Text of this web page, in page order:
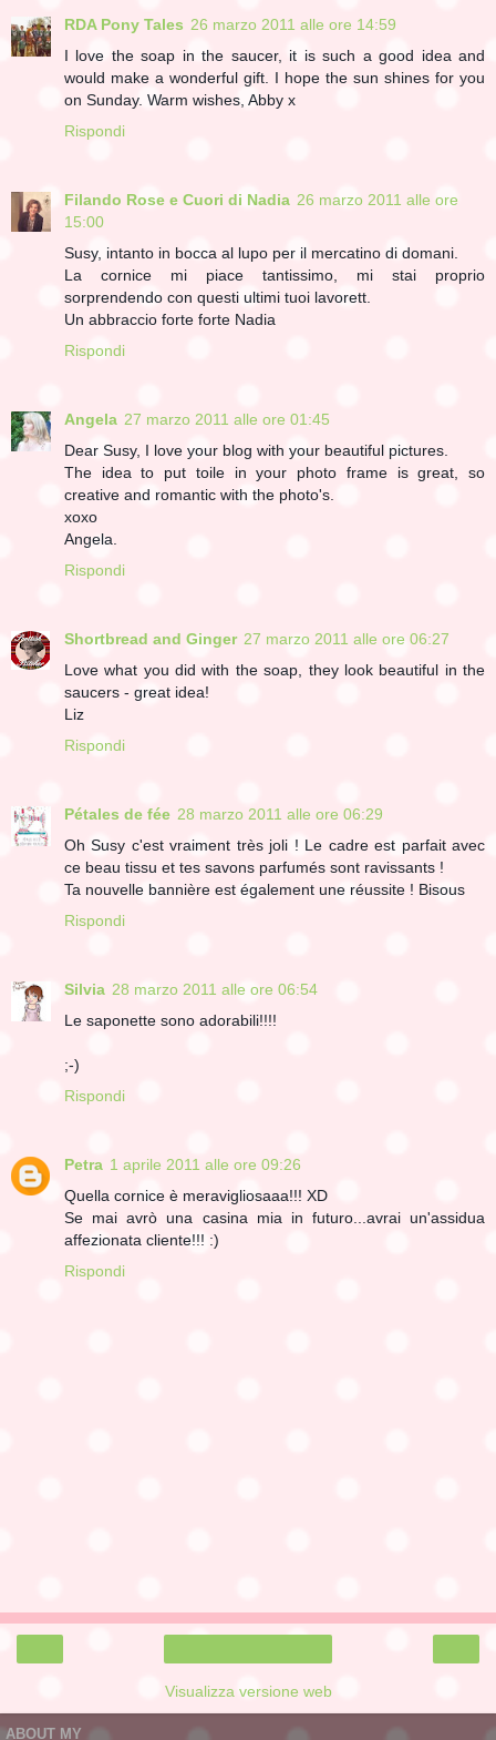
RDA Pony Tales 26 marzo 2011 alle ore 14:59
I love the soap in the saucer, it is such a good idea and
would make a wonderful gift. I hope the sun shines for you
on Sunday. Warm wishes, Abby x
Rispondi
Filando Rose e Cuori di Nadia 26 marzo 2011 alle ore
15:00
Susy, intanto in bocca al lupo per il mercatino di domani.
La cornice mi piace tantissimo, mi stai proprio
sorprendendo con questi ultimi tuoi lavorett.
Un abbraccio forte forte Nadia
Rispondi
Angela 27 marzo 2011 alle ore 01:45
Dear Susy, I love your blog with your beautiful pictures.
The idea to put toile in your photo frame is great, so
creative and romantic with the photo's.
xoxo
Angela.
Rispondi
Shortbread and Ginger 27 marzo 2011 alle ore 06:27
Love what you did with the soap, they look beautiful in the
saucers - great idea!
Liz
Rispondi
Pétales de fée 28 marzo 2011 alle ore 06:29
Oh Susy c'est vraiment très joli ! Le cadre est parfait avec
ce beau tissu et tes savons parfumés sont ravissants !
Ta nouvelle bannière est également une réussite ! Bisous
Rispondi
Silvia 28 marzo 2011 alle ore 06:54
Le saponette sono adorabili!!!!
;-)
Rispondi
Petra 1 aprile 2011 alle ore 09:26
Quella cornice è meravigliosaaa!!! XD
Se mai avrò una casina mia in futuro...avrai un'assidua
affezionata cliente!!! :)
Rispondi
Visualizza versione web
ABOUT MY